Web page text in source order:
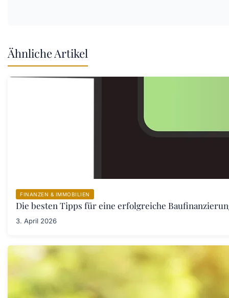
Ähnliche Artikel
FINANZEN & IMMOBILIEN
Die besten Tipps für eine erfolgreiche
3. April 2026